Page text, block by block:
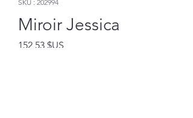
SKU : 202994
Miroir Jessica
152,53 $US